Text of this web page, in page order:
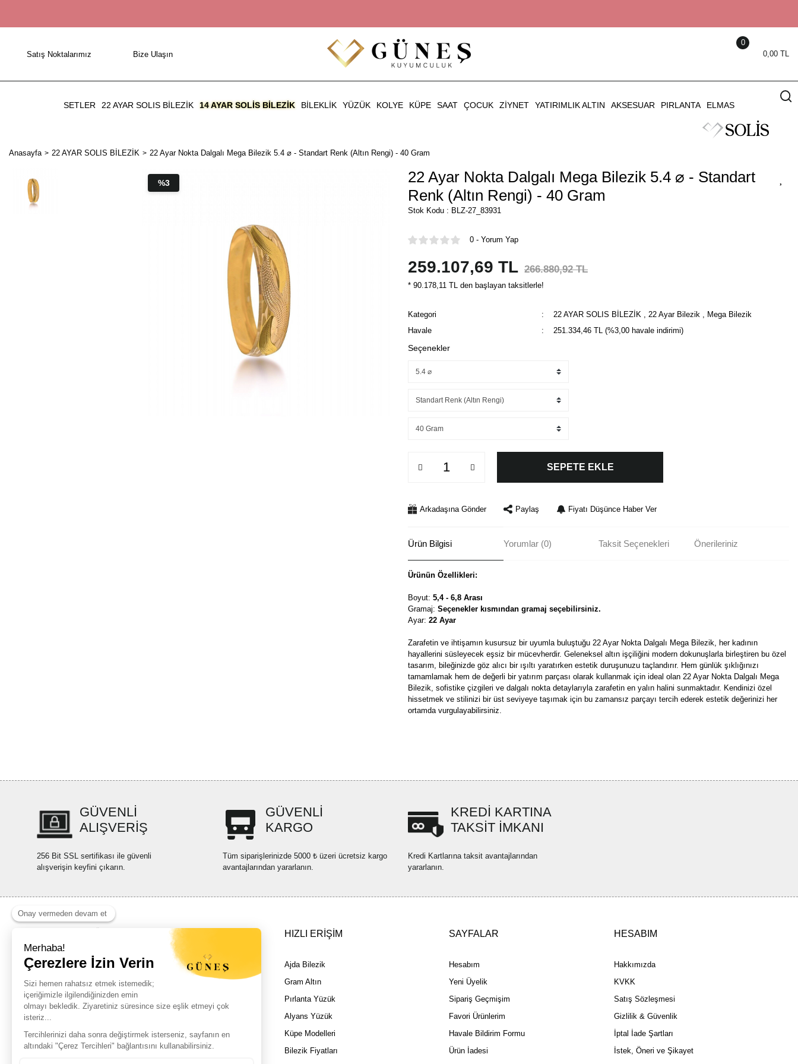
Satış Noktalarımız Bize Ulaşın 0,00 TL
0
SETLER 22 AYAR SOLIS BİLEZİK 14 AYAR SOLIS BILEZIK BILEKLIK YÜZÜK KOLYE KÜPE SAAT ÇOCUK ZIYNET YATIRIMLIK ALTIN AKSESUAR PIRLANTA ELMAS
Anasayfa 22 AYAR SOLIS BİLEZİK 22 Ayar Nokta Dalgalı Mega Bilezik 5.4 ⌀ - Standart Renk (Altın Rengi) - 40 Gram
%3
22 Ayar Nokta Dalgalı Mega Bilezik 5.4 ⌀ - Standart
Renk (Altın Rengi) - 40 Gram
Stok Kodu : BLZ-27_83931
0 - Yorum Yap
259.107,69 TL 266.880,92 TL
* 90.178,11 TL den başlayan taksitlerle!
Kategori 22 AYAR SOLIS BİLEZİK , 22 Ayar Bilezik , Mega Bilezik
Havale
251.334,46 TL (%3,00 havale indirimi)
Seçenekler
SEPETE EKLE
Arkadaşına Gönder Paylaş Fiyatı Düşünce Haber Ver
Ürün Bilgisi Yorumlar (0) Taksit Seçenekleri Önerileriniz
Ürünün Özellikleri:
Boyut: 5,4 - 6,8 Arası
Gramaj: Seçenekler kısmından gramaj seçebilirsiniz.
Ayar: 22 Ayar
Zarafetin ve ihtişamın kusursuz bir uyumla buluştuğu 22 Ayar Nokta Dalgalı Mega Bilezik, her kadının
hayallerini süsleyecek eşsiz bir mücevherdir. Geleneksel altın işçiliğini modern dokunuşlarla birleştiren bu özel
tasarım, bileğinizde göz alıcı bir ışıltı yaratırken estetik duruşunuzu taçlandırır. Hem günlük şıklığınızı
tamamlamak hem de değerli bir yatırım parçası olarak kullanmak için ideal olan 22 Ayar Nokta Dalgalı Mega
Bilezik, sofistike çizgileri ve dalgalı nokta detaylarıyla zarafetin en yalın halini sunmaktadır. Kendinizi özel
hissetmek ve stilinizi bir üst seviyeye taşımak için bu zamansız parçayı tercih ederek estetik değerinizi her
ortamda vurgulayabilirsiniz.
Ürün açıklamasında eksik bilgiler bulunuyor.
Ürün bilgilerinde hatalar bulunuyor.
Bu ürüne benzer farklı alternatifler olmalı.
GÜVENLİ
ALIŞVERİŞ
256 Bit SSL sertifikası ile güvenli
alışverişin keyfini çıkarın.
GÜVENLİ
KARGO
Tüm siparişlerinizde 5000 ₺ üzeri ücretsiz kargo
avantajlarından yararlanın.
KREDİ KARTINA
TAKSİT İMKANI
Kredi Kartlarına taksit avantajlarından
yararlanın.
+
HIZLI ERİŞİM
Ajda Bilezik
Gram Altın
Pırlanta Yüzük
Alyans Yüzük
Küpe Modelleri
Bilezik Fiyatları
SAYFALAR
Hesabım
Yeni Üyelik
Sipariş Geçmişim
Favori Ürünlerim
Havale Bildirim Formu
Ürün İadesi
HESABIM
Hakkımızda
KVKK
Satış Sözleşmesi
Gizlilik & Güvenlik
İptal İade Şartları
İstek, Öneri ve Şikayet